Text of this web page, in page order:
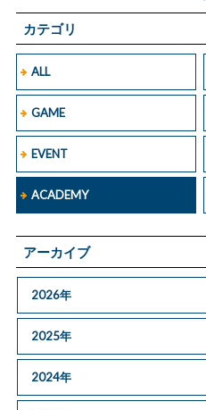
カテゴリ
ALL
GAME
EVENT
ACADEMY
アーカイブ
2026年
2025年
2024年